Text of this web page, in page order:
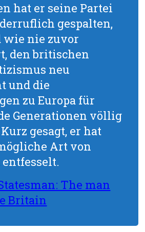
hat er seine Partei
gespalten,
wie nie zuvor
den britischen
neu
und die
zu Europa für
Generationen völlig
gesagt, er hat
Art von
The man
Britain